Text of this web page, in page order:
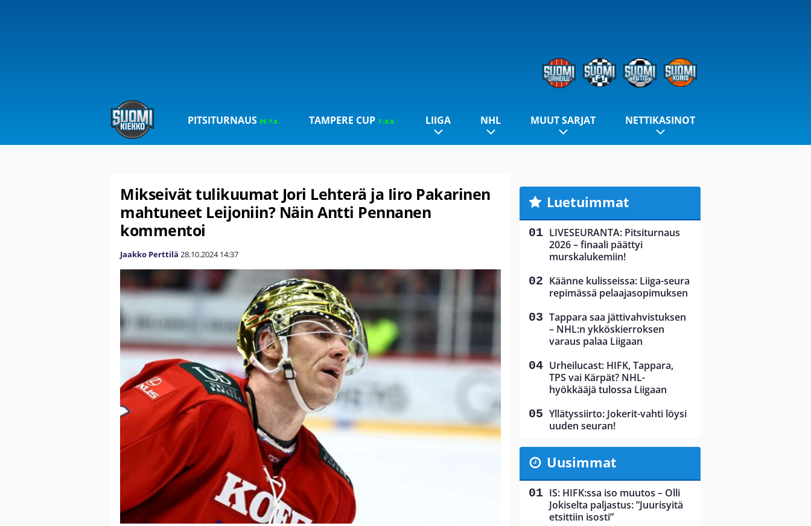
PITSITURNAUS PE 7.8. TAMPERE CUP 7.-8.8. LIIGA NHL MUUT SARJAT NETTIKASINOT
Mikseivät tulikuumat Jori Lehterä ja Iiro Pakarinen
mahtuneet Leijoniin? Näin Antti Pennanen
kommentoi
Jaakko Perttilä 28.10.2024 14:37
Luetuimmat
LIVESEURANTA: Pitsiturnaus
2026 – finaali päättyi
murskalukemiin!
Käänne kulisseissa: Liiga-seura
repimässä pelaajasopimuksen
Tappara saa jättivahvistuksen
– NHL:n ykköskierroksen
varaus palaa Liigaan
Urheilucast: HIFK, Tappara,
TPS vai Kärpät? NHL-
hyökkääjä tulossa Liigaan
Yllätyssiirto: Jokerit-vahti löysi
uuden seuran!
Uusimmat
IS: HIFK:ssa iso muutos – Olli
Jokiselta paljastus: ”Juurisyitä
etsittiin isosti”